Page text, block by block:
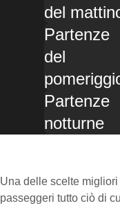
del
Partenze
del
Partenze
notturne
Una delle scelte
passeggeri tutto ciò di